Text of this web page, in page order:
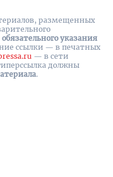
размещенных
обязательного указания
ссылки — в печатных
— в сети
должны
.